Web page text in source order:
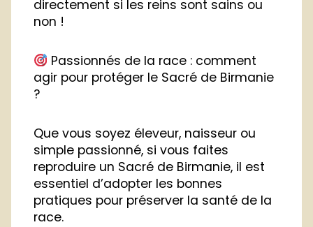
directement si les reins sont sains ou
non !
Passionnés de la race : comment
agir pour protéger le Sacré de Birmanie
?
Que vous soyez éleveur, naisseur ou
simple passionné, si vous faites
reproduire un Sacré de Birmanie, il est
essentiel d’adopter les bonnes
pratiques pour préserver la santé de la
race.